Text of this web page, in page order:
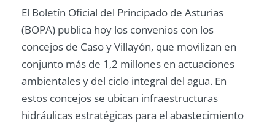
El Boletín Oficial del Principado de Asturias
(BOPA) publica hoy los convenios con los
concejos de Caso y Villayón, que movilizan en
conjunto más de 1,2 millones en actuaciones
ambientales y del ciclo integral del agua. En
estos concejos se ubican infraestructuras
hidráulicas estratégicas para el abastecimiento